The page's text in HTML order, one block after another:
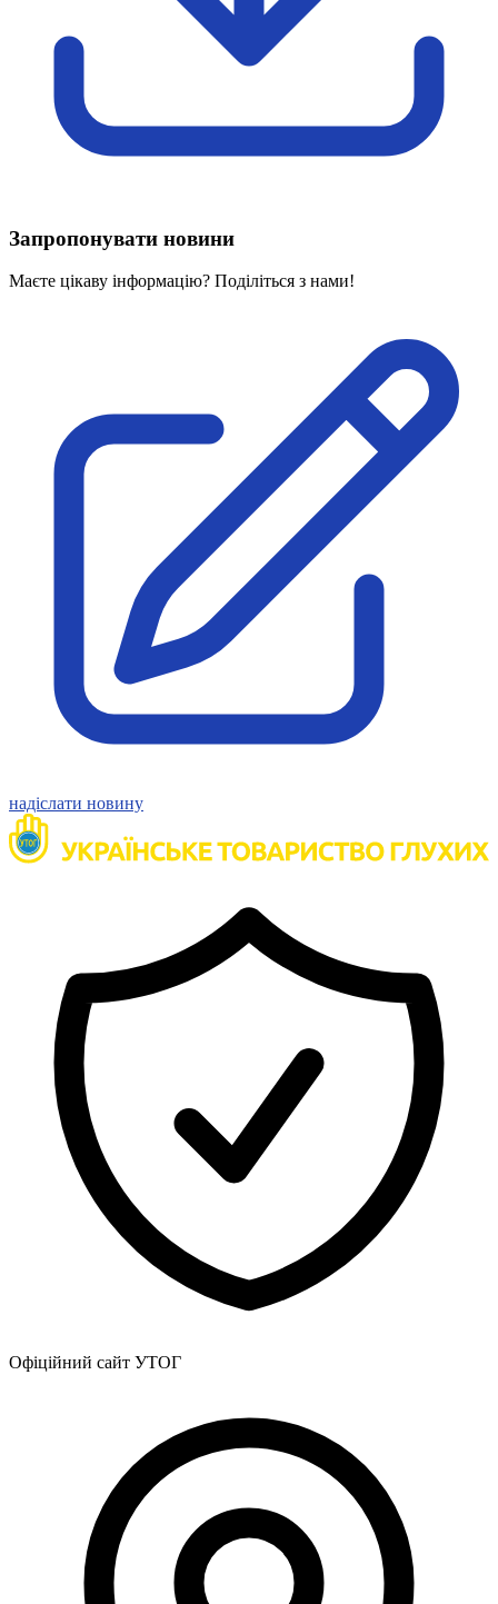
Харківська область
Херсонська область
Хмельницька область
Вивчаємо жестову мову
Дитяча сторінка
Новини про жестову мову
Проєкт "Жестова мова для поліцейських"
На допомогу військовим
Медична термінологія жестовою мовою
Нормативна база УТОГ
Конвенція ООН
Законодавство
Декларації
Документи ВФГ
Міжнародні документи
Запропонувати новини
Маєте цікаву інформацію? Поділіться з нами!
надіслати новину
Офіційний сайт УТОГ